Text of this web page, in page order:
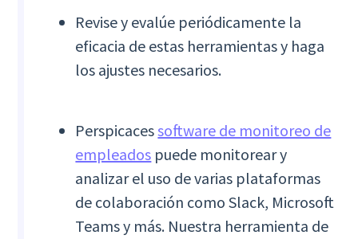
Revise y evalúe periódicamente la
eficacia de estas herramientas y haga
los ajustes necesarios.
Perspicacessoftware de monitoreo de
empleados puede monitorear y
analizar el uso de varias plataformas
de colaboración como Slack, Microsoft
Teams y más. Nuestra herramienta de